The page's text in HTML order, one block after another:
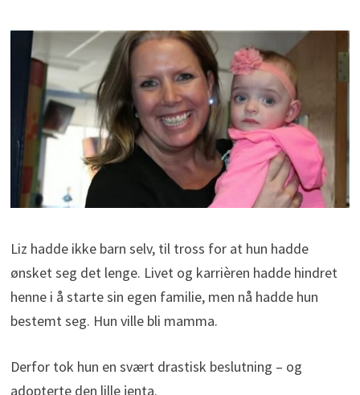
Liz hadde ikke barn selv, til tross for at hun hadde
ønsket seg det lenge. Livet og karrièren hadde hindret
henne i å starte sin egen familie, men nå hadde hun
bestemt seg. Hun ville bli mamma.
Derfor tok hun en svært drastisk beslutning – og
adopterte den lille jenta.